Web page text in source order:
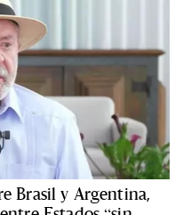
Brasil y Argentina,